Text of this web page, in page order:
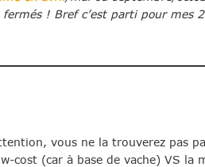
! Bref c’est parti pour mes
vous ne la trouverez pas
cost (car à base de vache) VS la